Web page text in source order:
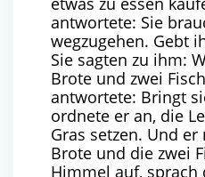
antwortete: Sie
wegzugehen. Gebt
Sie sagten zu ihm:
Brote und zwei
antwortete: Bringt
ordnete er an, die
Gras setzen. Und
Brote und die zwei
Himmel auf, sprach